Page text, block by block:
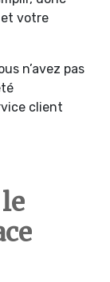
votre
n’avez pas
client